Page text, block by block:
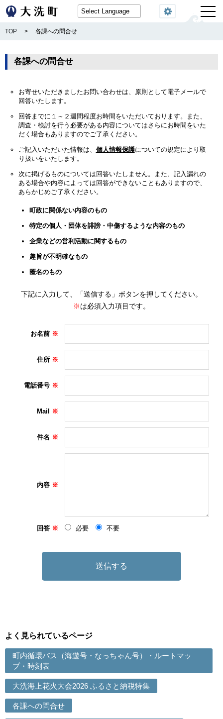
閲覧機能
TOP > 各課への問合せ
各課への問合せ
お寄せいただきましたお問い合わせは、原則として電子メールで
回答いたします。
回答までに１～２週間程度お時間をいただいております。また、
調査・検討を行う必要がある内容についてはさらにお時間をいた
だく場合もありますのでご了承ください。
ご記入いただいた情報は、 個人情報保護についての規定により取
り扱いをいたします。
次に掲げるものについては回答いたしません。また、記入漏れの
ある場合や内容によっては回答ができないこともありますので、
あらかじめご了承ください。
町政に関係ない内容のもの
特定の個人・団体を誹謗・中傷するような内容のもの
企業などの営利活動に関するもの
趣旨が不明確なもの
匿名のもの
下記に入力して、「送信する」ボタンを押してください。
※は必須入力項目です。
お名前
住所
電話番号
Mail
件名
内容
回答 必要 不要
よく見られているページ
町内循環バス（海遊号・なっちゃん号）・ルートマッ
プ・時刻表
大洗海上花火大会2026 ふるさと納税特集
各課への問合せ